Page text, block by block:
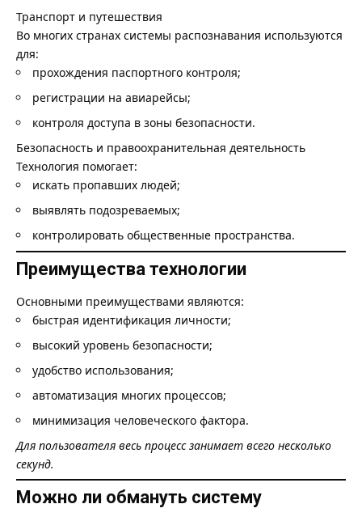
Транспорт и путешествия
Во многих странах системы распознавания используются
для:
прохождения паспортного контроля;
регистрации на авиарейсы;
контроля доступа в зоны безопасности.
Безопасность и правоохранительная деятельность
Технология помогает:
искать пропавших людей;
выявлять подозреваемых;
контролировать общественные пространства.
Преимущества технологии
Основными преимуществами являются:
быстрая идентификация личности;
высокий уровень безопасности;
удобство использования;
автоматизация многих процессов;
минимизация человеческого фактора.
Для пользователя весь процесс занимает всего несколько
секунд.
Можно ли обмануть систему